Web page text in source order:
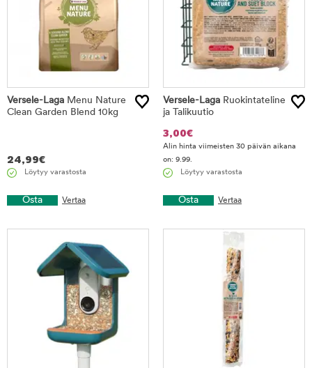
Versele-Laga Menu Nature
Clean Garden Blend 10kg
24,99€
Löytyy varastosta
Osta Vertaa
Versele-Laga Ruokintateline
ja Talikuutio
3,00€
Alin hinta viimeisten 30 päivän aikana
on: 9.99.
Löytyy varastosta
Osta Vertaa